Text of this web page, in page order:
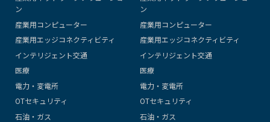
ン
産業用コンピューター
産業用エッジコネクティビティ
インテリジェント交通
医療
電力・変電所
OTセキュリティ
石油・ガス
ン
産業用コンピューター
産業用エッジコネクティビティ
インテリジェント交通
医療
電力・変電所
OTセキュリティ
石油・ガス